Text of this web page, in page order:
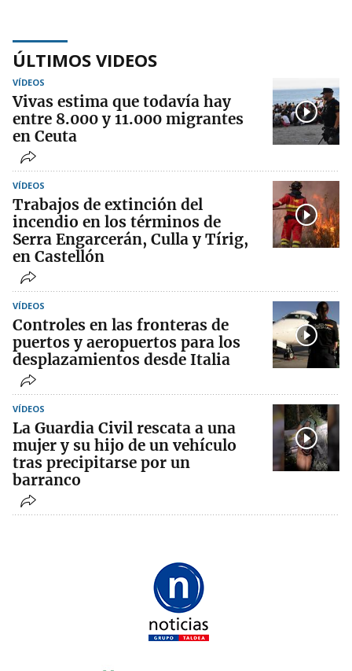
ÚLTIMOS VIDEOS
VÍDEOS
Vivas estima que todavía hay
entre 8.000 y 11.000 migrantes
en Ceuta
VÍDEOS
Trabajos de extinción del
incendio en los términos de
Serra Engarcerán, Culla y Tírig,
en Castellón
VÍDEOS
Controles en las fronteras de
puertos y aeropuertos para los
desplazamientos desde Italia
VÍDEOS
La Guardia Civil rescata a una
mujer y su hijo de un vehículo
tras precipitarse por un
barranco